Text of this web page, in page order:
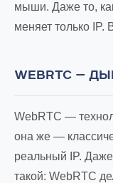
мыши. Даже то,
меняет только IP.
WEBRTC —
WebRTC —
она же —
реальный IP.
такой: WebRTC